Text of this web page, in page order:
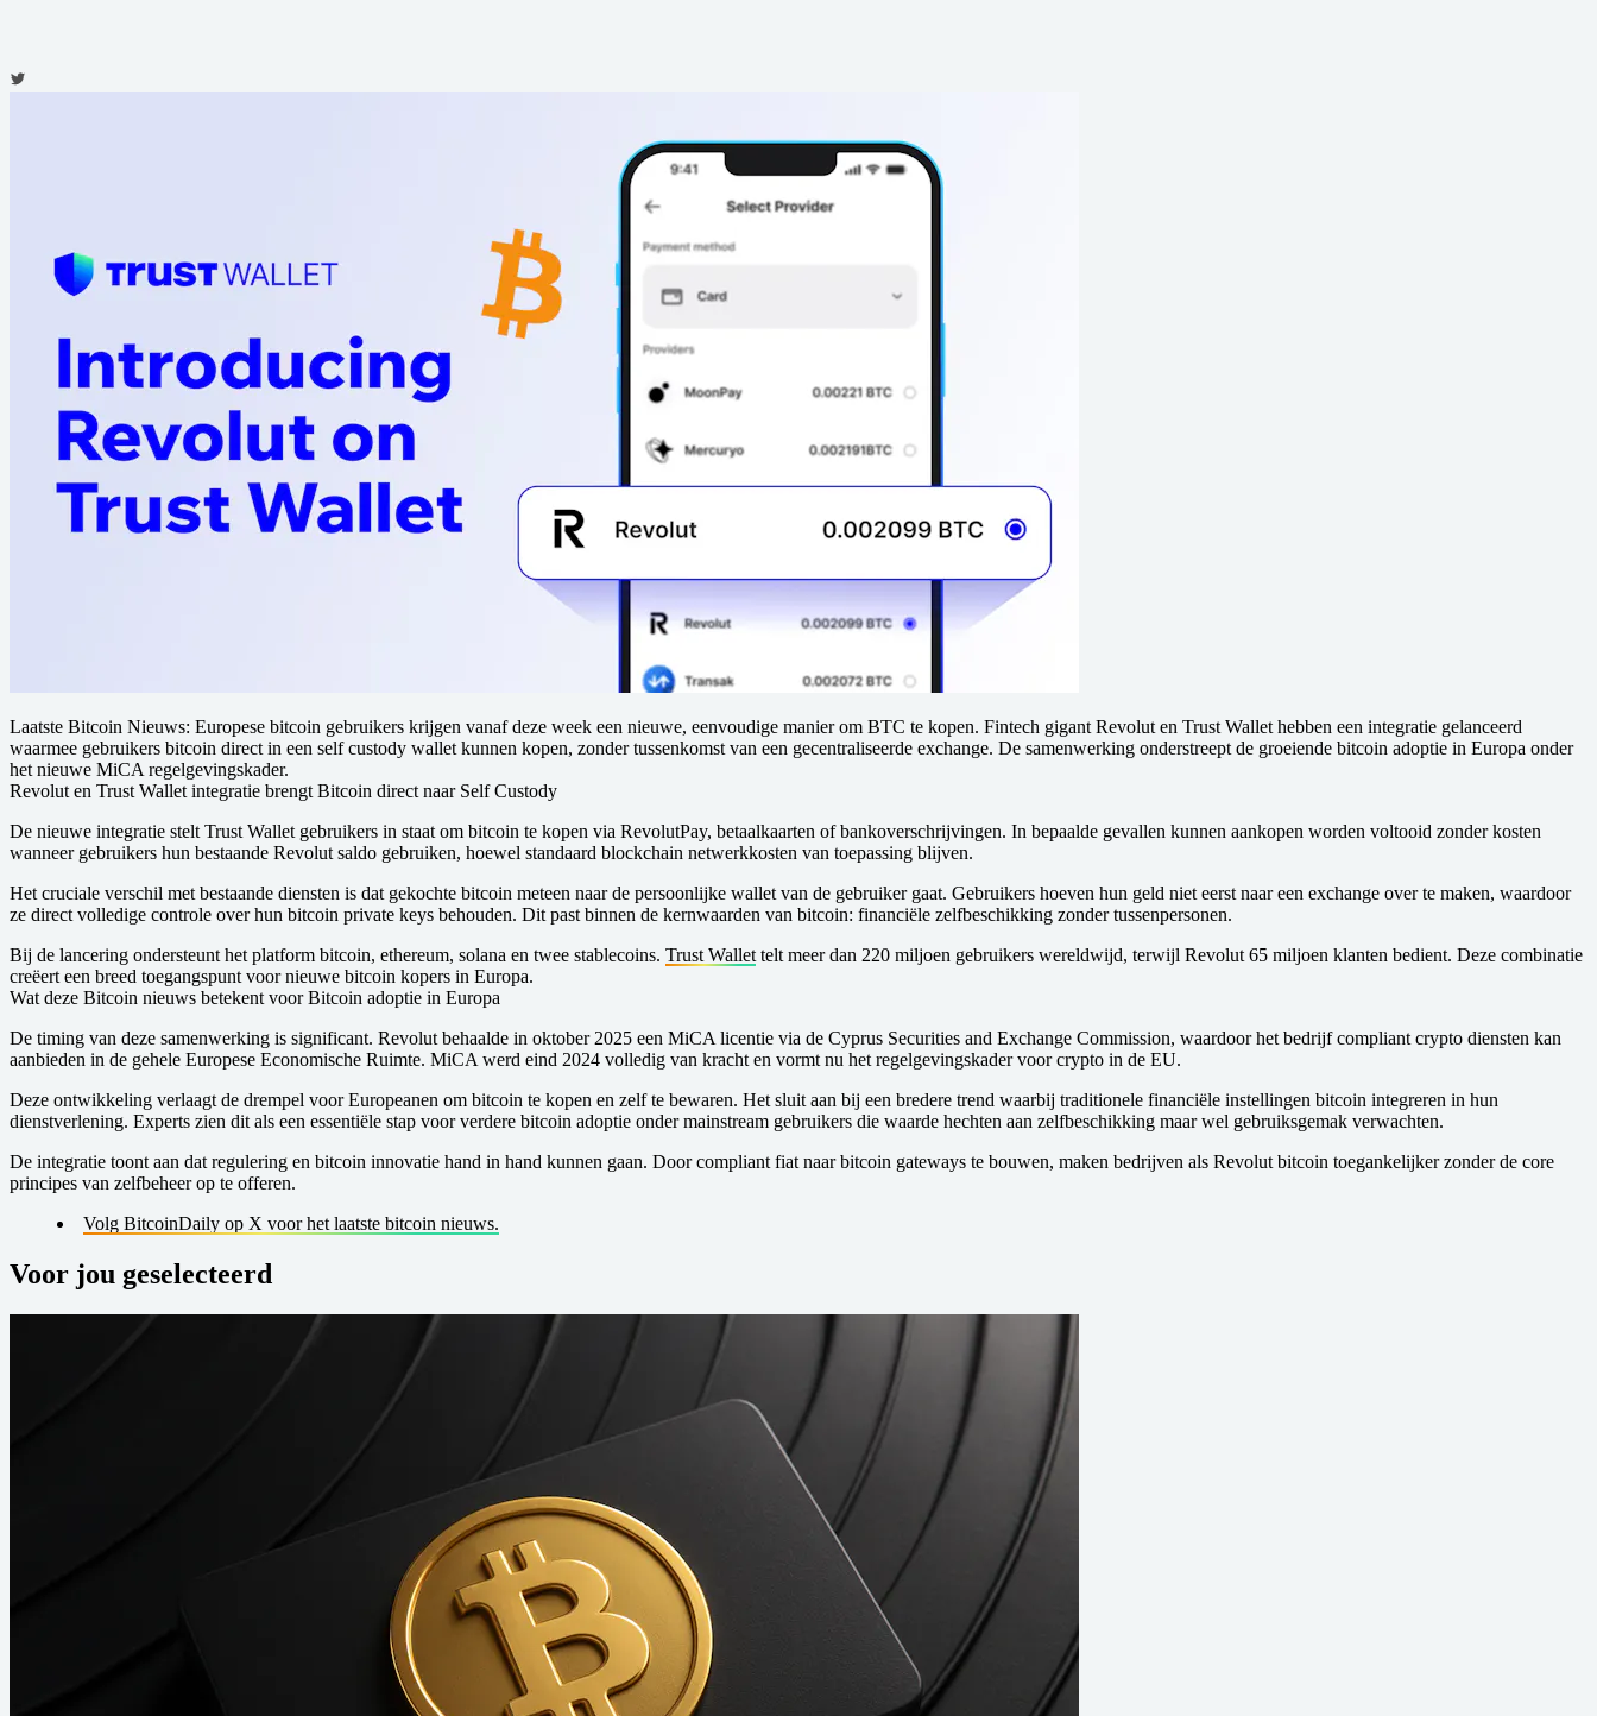
Laatste Bitcoin Nieuws: Europese bitcoin gebruikers krijgen vanaf deze week een nieuwe, eenvoudige manier om BTC te kopen. Fintech gigant Revolut en Trust Wallet hebben een integratie gelanceerd
waarmee gebruikers bitcoin direct in een self custody wallet kunnen kopen, zonder tussenkomst van een gecentraliseerde exchange. De samenwerking onderstreept de groeiende bitcoin adoptie in Europa onder
het nieuwe MiCA regelgevingskader.
Revolut en Trust Wallet integratie brengt Bitcoin direct naar Self Custody
De nieuwe integratie stelt Trust Wallet gebruikers in staat om bitcoin te kopen via RevolutPay, betaalkaarten of bankoverschrijvingen. In bepaalde gevallen kunnen aankopen worden voltooid zonder kosten
wanneer gebruikers hun bestaande Revolut saldo gebruiken, hoewel standaard blockchain netwerkkosten van toepassing blijven.
Het cruciale verschil met bestaande diensten is dat gekochte bitcoin meteen naar de persoonlijke wallet van de gebruiker gaat. Gebruikers hoeven hun geld niet eerst naar een exchange over te maken, waardoor
ze direct volledige controle over hun bitcoin private keys behouden. Dit past binnen de kernwaarden van bitcoin: financiële zelfbeschikking zonder tussenpersonen.
Bij de lancering ondersteunt het platform bitcoin, ethereum, solana en twee stablecoins. Trust Wallet telt meer dan 220 miljoen gebruikers wereldwijd, terwijl Revolut 65 miljoen klanten bedient. Deze combinatie
creëert een breed toegangspunt voor nieuwe bitcoin kopers in Europa.
Wat deze Bitcoin nieuws betekent voor Bitcoin adoptie in Europa
De timing van deze samenwerking is significant. Revolut behaalde in oktober 2025 een MiCA licentie via de Cyprus Securities and Exchange Commission, waardoor het bedrijf compliant crypto diensten kan
aanbieden in de gehele Europese Economische Ruimte. MiCA werd eind 2024 volledig van kracht en vormt nu het regelgevingskader voor crypto in de EU.
Deze ontwikkeling verlaagt de drempel voor Europeanen om bitcoin te kopen en zelf te bewaren. Het sluit aan bij een bredere trend waarbij traditionele financiële instellingen bitcoin integreren in hun
dienstverlening. Experts zien dit als een essentiële stap voor verdere bitcoin adoptie onder mainstream gebruikers die waarde hechten aan zelfbeschikking maar wel gebruiksgemak verwachten.
De integratie toont aan dat regulering en bitcoin innovatie hand in hand kunnen gaan. Door compliant fiat naar bitcoin gateways te bouwen, maken bedrijven als Revolut bitcoin toegankelijker zonder de core
principes van zelfbeheer op te offeren.
Volg BitcoinDaily op X voor het laatste bitcoin nieuws.
Voor jou geselecteerd